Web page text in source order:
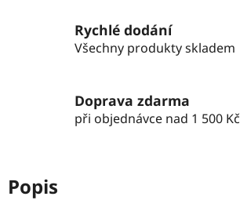
Rychlé dodání
Všechny produkty skladem
Doprava zdarma
při objednávce nad 1 500 Kč
Popis